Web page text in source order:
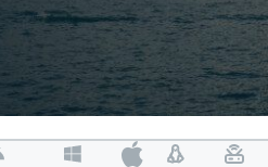
suojaamiseen,
yksityisyyden
valvontaan ja
henkilötietojen
poistoon.